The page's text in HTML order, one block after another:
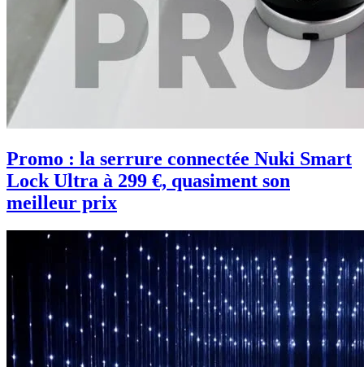
Promo : la serrure connectée Nuki Smart
Lock Ultra à 299 €, quasiment son
meilleur prix